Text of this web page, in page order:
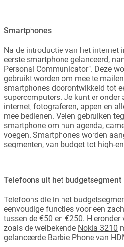
Smartphones
Na de introductie van het internet
eerste smartphone gelanceerd,
Personal Communicator". Deze
gebruikt worden om mee te
smartphones doorontwikkeld tot
supercomputers. Je kunt er onder
internet, fotograferen, appen en
mee bedienen. Velen gebruiken
smartphone om hun agenda,
voegen. Smartphones worden
segmenten, van budget tot high-
Telefoons uit het budgetsegment
Telefoons die in het
eenvoudige functies voor een
tussen de €50 en €250. Hieronder
zoals de welbekende Nokia 3210
gelanceerde Barbie Phone van